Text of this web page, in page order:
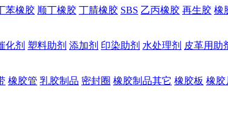
苯橡胶 顺丁橡胶 丁腈橡胶 SBS 乙丙橡胶 再生胶 橡
化剂 塑料助剂 添加剂 印染助剂 水处理剂 皮革用助
橡胶管 乳胶制品 密封圈 橡胶制品其它 橡胶板 橡胶